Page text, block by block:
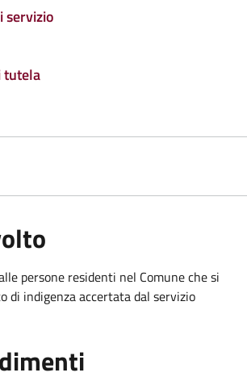
servizio
tutela
persone residenti nel Comune che si
di indigenza accertata dal servizio